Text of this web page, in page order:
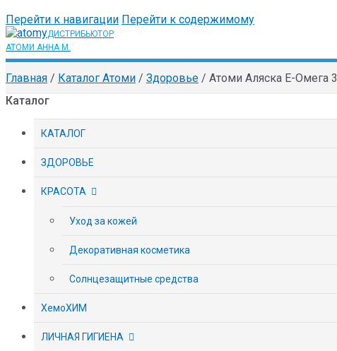
Перейти к навигации Перейти к содержимому
Главная / Каталог Атоми / Здоровье / Атоми Аляска Е-Омега 3
Каталог
КАТАЛОГ
ЗДОРОВЬЕ
КРАСОТА
Уход за кожей
Декоративная косметика
Солнцезащитные средства
ХемоХИМ
ЛИЧНАЯ ГИГИЕНА